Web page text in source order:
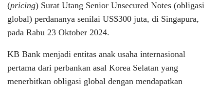
(pricing) Surat Utang Senior Unsecured Notes (obligasi
global) perdananya senilai US$300 juta, di Singapura,
pada Rabu 23 Oktober 2024.
KB Bank menjadi entitas anak usaha internasional
pertama dari perbankan asal Korea Selatan yang
menerbitkan obligasi global dengan mendapatkan